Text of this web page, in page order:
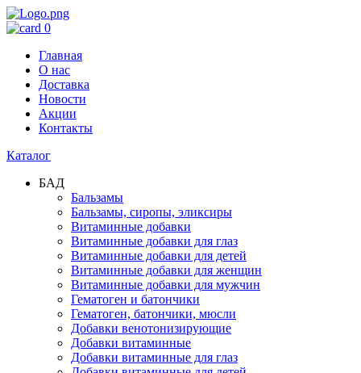
0
Главная
О нас
Доставка
Новости
Акции
Контакты
Каталог
БАД
Бальзамы
Бальзамы, сиропы, эликсиры
Витаминные добавки
Витаминные добавки для глаз
Витаминные добавки для детей
Витаминные добавки для женщин
Витаминные добавки для мужчин
Гематоген и батончики
Гематоген, батончики, мюсли
Добавки венотонизирующие
Добавки витаминные
Добавки витаминные для глаз